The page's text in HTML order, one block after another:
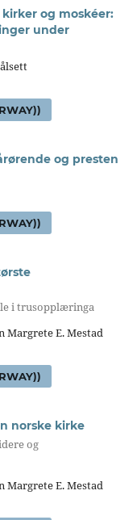
og moskéer:
under
og presten
i trusopplæringa
Margrete E. Mestad
norske kirke
og
Margrete E. Mestad